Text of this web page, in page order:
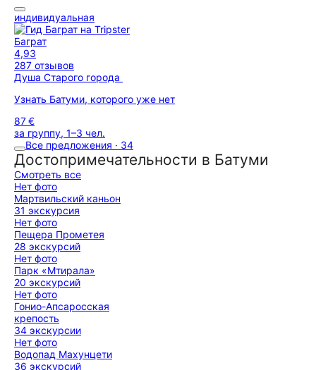
индивидуальная
Баграт
4,93
287 отзывов
Душа Старого города
Узнать Батуми, которого уже нет
87 €
за группу, 1–3 чел.
Все предложения · 34
Достопримечательности в Батуми
Смотреть все
Нет фото
Мартвильский каньон
31 экскурсия
Нет фото
Пещера Прометея
28 экскурсий
Нет фото
Парк «Мтирала»
20 экскурсий
Нет фото
Гонио-Апсаросская
крепость
34 экскурсии
Нет фото
Водопад Махунцети
36 экскурсий